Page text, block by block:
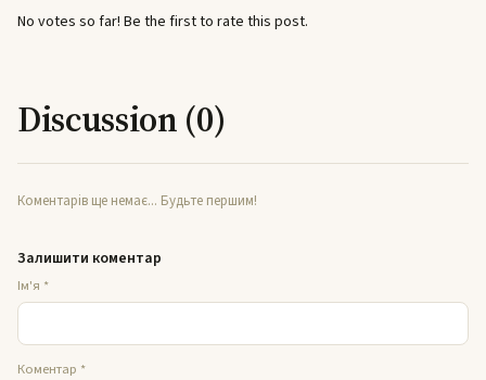
No votes so far! Be the first to rate this post.
Discussion (0)
Коментарів ще немає... Будьте першим!
Залишити коментар
Ім'я *
Коментар *